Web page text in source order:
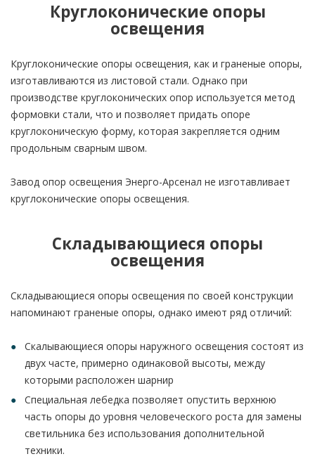
Круглоконические опоры
освещения
Круглоконические опоры освещения, как и граненые опоры,
изготавливаются из листовой стали. Однако при
производстве круглоконических опор используется метод
формовки стали, что и позволяет придать опоре
круглоконическую форму, которая закрепляется одним
продольным сварным швом.
Завод опор освещения Энерго-Арсенал не изготавливает
круглоконические опоры освещения.
Складывающиеся опоры
освещения
Складывающиеся опоры освещения по своей конструкции
напоминают граненые опоры, однако имеют ряд отличий:
Скалывающиеся опоры наружного освещения состоят из
двух часте, примерно одинаковой высоты, между
которыми расположен шарнир
Специальная лебедка позволяет опустить верхнюю
часть опоры до уровня человеческого роста для замены
светильника без использования дополнительной
техники.